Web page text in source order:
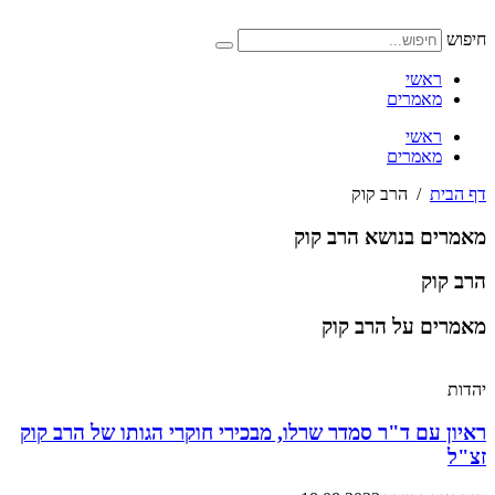
לתוכן
חיפוש
ראשי
מאמרים
ראשי
מאמרים
דף הבית / הרב קוק
מאמרים בנושא הרב קוק
הרב קוק
מאמרים על הרב קוק
יהדות
ראיון עם ד"ר סמדר שרלו, מבכירי חוקרי הגותו של הרב קוק
זצ"ל